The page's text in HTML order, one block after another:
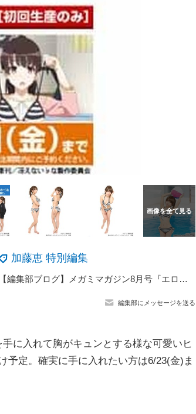
加藤恵 特別編集
【編集部ブログ】メガミマガジン8月号『エロマンガ先生』紗霧・エルフ・ムラマサの魅力を徹底解剖！
編集部にメッセージを送る
に入れて胸がキュンとする様な可愛いヒ
予定。確実に手に入れたい方は6/23(金)ま